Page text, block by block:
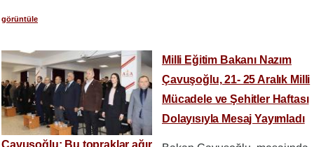
görüntüle
Milli Eğitim Bakanı Nazım
Çavuşoğlu, 21- 25 Aralık Milli
Mücadele ve Şehitler Haftası
Dolayısıyla Mesaj Yayımladı